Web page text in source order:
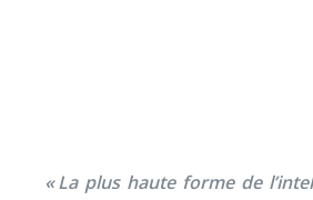
« La plus haute forme de